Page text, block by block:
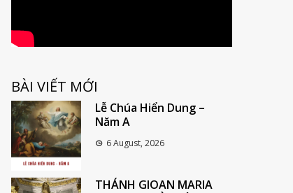
BÀI VIẾT MỚI
Lễ Chúa Hiển Dung –
Năm A
6 August, 2026
THÁNH GIOAN MARIA